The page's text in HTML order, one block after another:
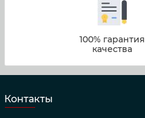
100% гарантия
качества
Контакты